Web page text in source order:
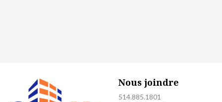
Nous joindre
514.885.1801